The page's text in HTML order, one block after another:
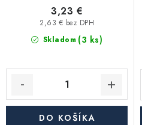
Skladom (3 ks)
2,63 € bez DPH
3,23 €
DO KOŠÍKA